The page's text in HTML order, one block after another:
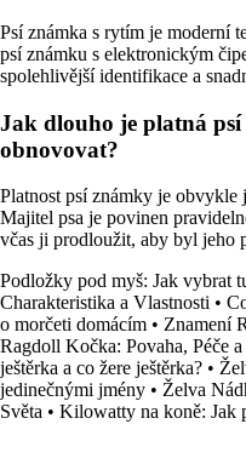
Psí známka s rytím je moderní
psí známku s elektronickým
spolehlivější identifikace a
Jak dlouho je platná
obnovovat?
Platnost psí známky je
Majitel psa je povinen
včas ji prodloužit, aby byl jeho
Podložky pod myš: Jak vybrat
Charakteristika a Vlastnosti •
o morčeti domácím • Znamení
Ragdoll Kočka: Povaha, Péče
ještěrka a co žere ještěrka? •
jedinečnými jmény • Želva
Světa • Kilowatty na koně: Jak